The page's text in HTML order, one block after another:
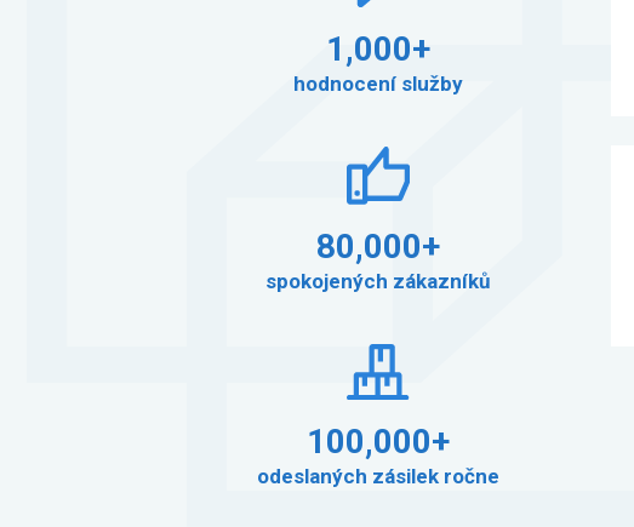
1,000+
hodnocení služby
80,000+
spokojených zákazníků
100,000+
odeslaných zásilek ročne